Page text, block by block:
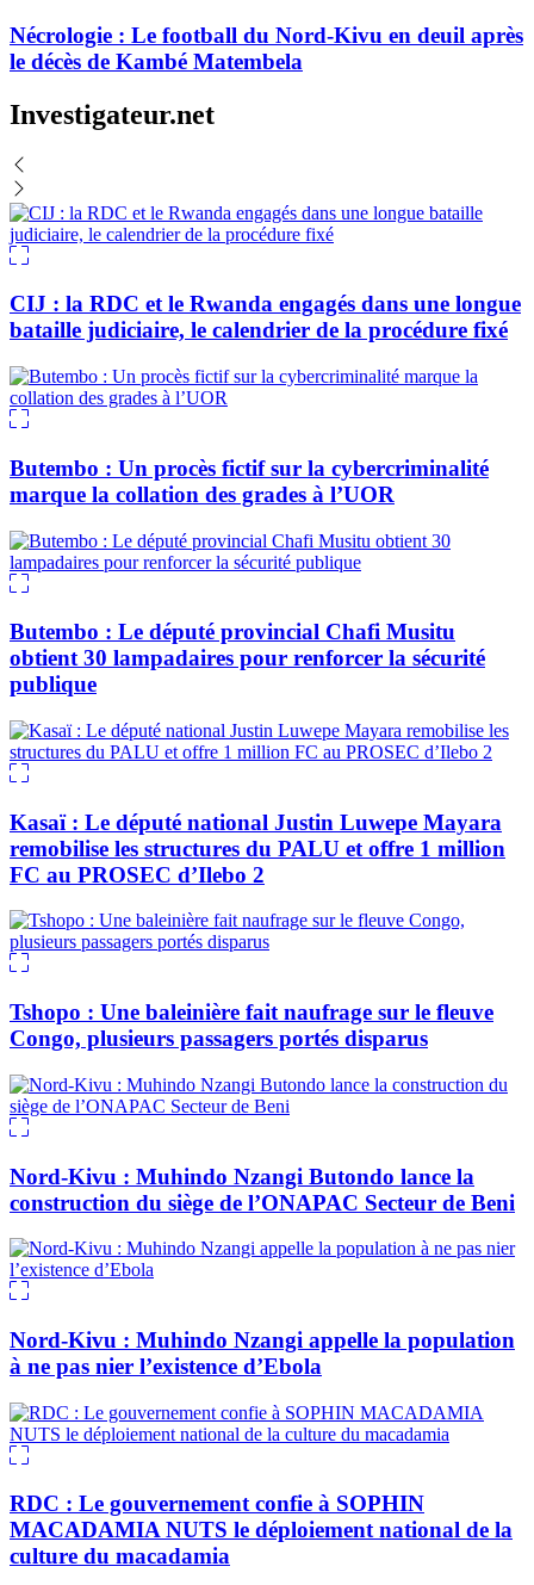
Nécrologie : Le football du Nord-Kivu en deuil après
le décès de Kambé Matembela
Investigateur.net
CIJ : la RDC et le Rwanda engagés dans une longue
bataille judiciaire, le calendrier de la procédure fixé
Butembo : Un procès fictif sur la cybercriminalité
marque la collation des grades à l’UOR
Butembo : Le député provincial Chafi Musitu
obtient 30 lampadaires pour renforcer la sécurité
publique
Kasaï : Le député national Justin Luwepe Mayara
remobilise les structures du PALU et offre 1 million
FC au PROSEC d’Ilebo 2
Tshopo : Une baleinière fait naufrage sur le fleuve
Congo, plusieurs passagers portés disparus
Nord-Kivu : Muhindo Nzangi Butondo lance la
construction du siège de l’ONAPAC Secteur de Beni
Nord-Kivu : Muhindo Nzangi appelle la population
à ne pas nier l’existence d’Ebola
RDC : Le gouvernement confie à SOPHIN
MACADAMIA NUTS le déploiement national de la
culture du macadamia